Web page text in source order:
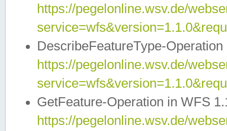
https://pegelonline.wsv.de/
DescribeFeatureType-
https://pegelonline.wsv.de/
GetFeature-Operation in WFS
https://pegelonline.wsv.de/